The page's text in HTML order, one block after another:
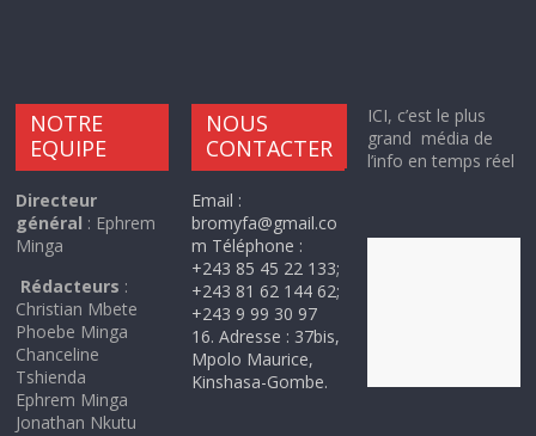
NOTRE
EQUIPE
Directeur
général : Ephrem
Minga
Rédacteurs :
Christian Mbete
Phoebe Minga
Chanceline
Tshienda
Ephrem Minga
Jonathan Nkutu
NOUS
CONTACTER
Email :
bromyfa@gmail.co
m Téléphone :
+243 85 45 22 133;
+243 81 62 144 62;
+243 9 99 30 97
16. Adresse : 37bis,
Mpolo Maurice,
Kinshasa-Gombe.
ICI, c’est le plus
grand média de
l’info en temps réel